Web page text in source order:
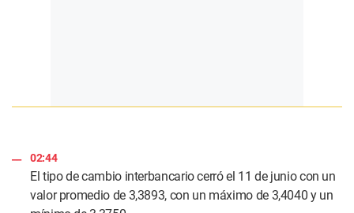
02:44
El tipo de cambio interbancario cerró el 11 de junio con un
valor promedio de 3,3893, con un máximo de 3,4040 y un